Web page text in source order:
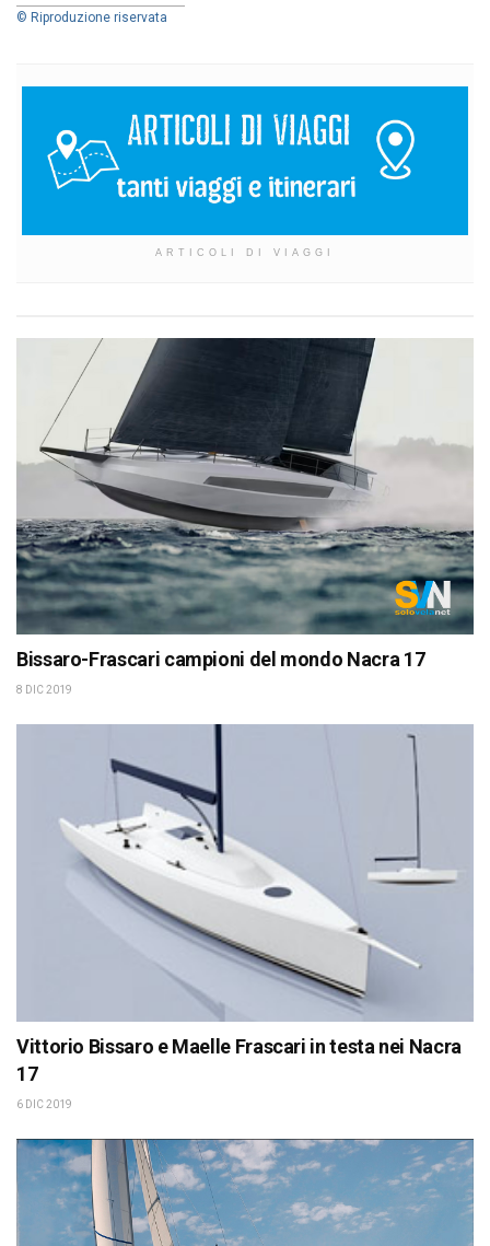
© Riproduzione riservata
ARTICOLI DI VIAGGI
Bissaro-Frascari campioni del mondo Nacra 17
8 DIC 2019
Vittorio Bissaro e Maelle Frascari in testa nei Nacra
17
6 DIC 2019